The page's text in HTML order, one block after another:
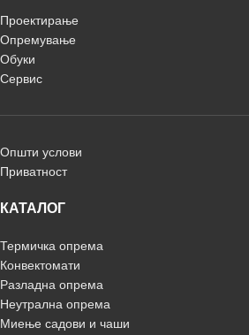
Проектирање
Опремување
Обуки
Сервис
Општи услови
Приватност
КАТАЛОГ
Термичка опрема
Конвектомати
Разладна опрема
Неутрална опрема
Миење садови и чаши